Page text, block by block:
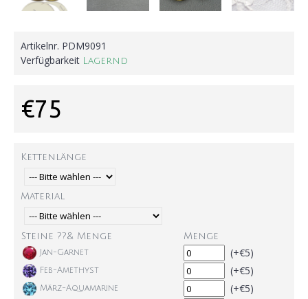
Artikelnr. PDM9091
Verfügbarkeit Lagernd
€75
Kettenlänge
Material
Steine ??& Menge Menge
Jan-Garnet (+€5)
Feb-Amethyst (+€5)
März-Aquamarine (+€5)